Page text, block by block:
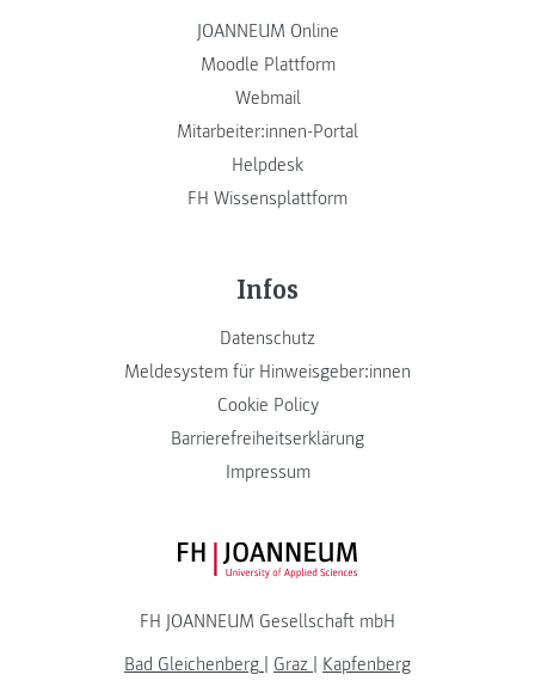
JOANNEUM Online
Moodle Plattform
Webmail
Mitarbeiter:innen-Portal
Helpdesk
FH Wissensplattform
Infos
Datenschutz
Meldesystem für Hinweisgeber:innen
Cookie Policy
Barrierefreiheitserklärung
Impressum
FH JOANNEUM Logo
FH JOANNEUM Gesellschaft mbH
Bad Gleichenberg | Graz | Kapfenberg